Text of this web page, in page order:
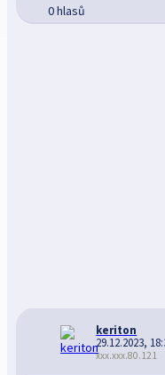
0 hlasů
keriton
29.12.2023,
xxx.xxx.80.121